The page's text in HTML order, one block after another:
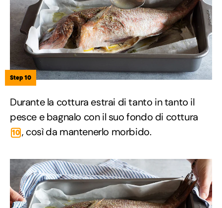
Step 10
Durante la cottura estrai di tanto in tanto il
pesce e bagnalo con il suo fondo di cottura
10 , così da mantenerlo morbido.